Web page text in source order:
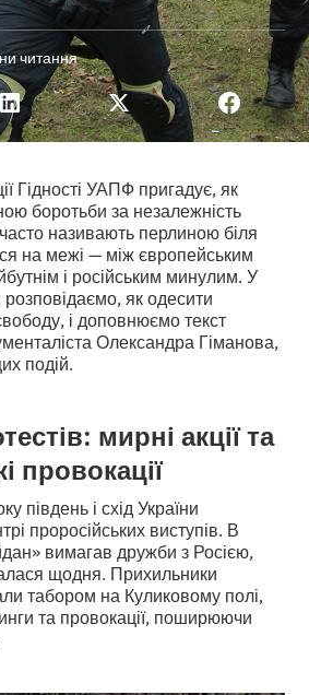
читання
Гідності УАПФ пригадує, як
боротьби за незалежність
називають перлиною біля
на межі — між європейським
і російським минулим. У
як одесити
і доповнюємо текст
Олександра Гіманова,
подій.
мирні акції та
провокації
південь і схід України
проросійських виступів. В
вимагав дружби з Росією,
щодня. Прихильники
табором на Куликовому полі,
та провокації, поширюючи